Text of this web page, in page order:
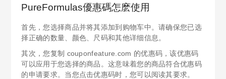
PureFormulas優惠碼怎麽使用
首先，您选择商品并将其添加到购物车中。请确保您已选
择正确的数量、颜色、尺码和其他详细信息。
其次，您复制 couponfeature.com 的优惠码，该优惠码
可以应用于您选择的商品。这意味着您的商品符合优惠码
的申请要求。当您点击优惠码时，您可以阅读其要求。